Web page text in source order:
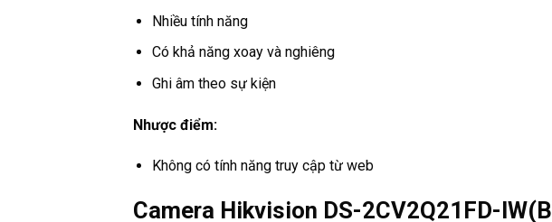
Nhiều tính năng
Có khả năng xoay và nghiêng
Ghi âm theo sự kiện
Nhược điểm:
Không có tính năng truy cập từ web
Camera Hikvision DS-2CV2Q21FD-